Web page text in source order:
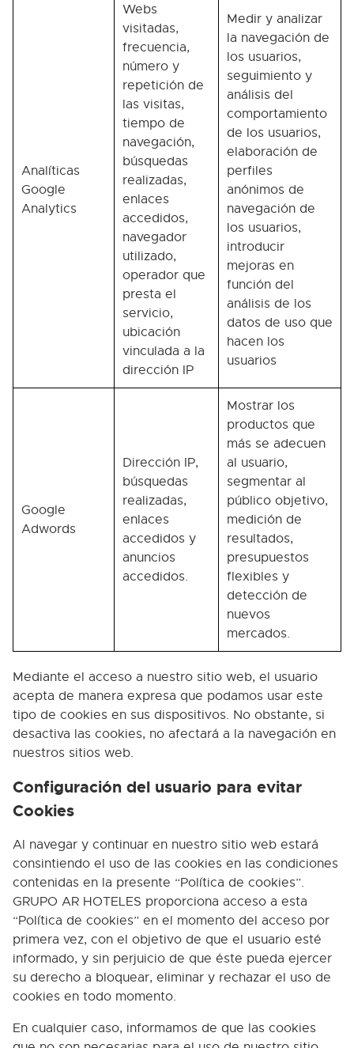
Analíticas
Google
Analytics
Webs
visitadas,
frecuencia,
número y
repetición de
las visitas,
tiempo de
navegación,
búsquedas
realizadas,
enlaces
accedidos,
navegador
utilizado,
operador que
presta el
servicio,
ubicación
vinculada a la
dirección IP
Medir y analizar
la navegación de
los usuarios,
seguimiento y
análisis del
comportamiento
de los usuarios,
elaboración de
perfiles
anónimos de
navegación de
los usuarios,
introducir
mejoras en
función del
análisis de los
datos de uso que
hacen los
usuarios
Google
Adwords
Dirección IP,
búsquedas
realizadas,
enlaces
accedidos y
anuncios
accedidos.
Mostrar los
productos que
más se adecuen
al usuario,
segmentar al
público objetivo,
medición de
resultados,
presupuestos
flexibles y
detección de
nuevos
mercados.
Mediante el acceso a nuestro sitio web, el usuario
acepta de manera expresa que podamos usar este
tipo de cookies en sus dispositivos. No obstante, si
desactiva las cookies, no afectará a la navegación en
nuestros sitios web.
Configuración del usuario para evitar
Cookies
Al navegar y continuar en nuestro sitio web estará
consintiendo el uso de las cookies en las condiciones
contenidas en la presente “Política de cookies”.
GRUPO AR HOTELES proporciona acceso a esta
“Política de cookies” en el momento del acceso por
primera vez, con el objetivo de que el usuario esté
informado, y sin perjuicio de que éste pueda ejercer
su derecho a bloquear, eliminar y rechazar el uso de
cookies en todo momento.
En cualquier caso, informamos de que las cookies